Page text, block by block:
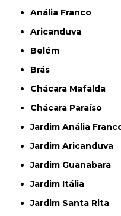
Anália Franco
Aricanduva
Belém
Brás
Chácara Mafalda
Chácara Paraíso
Jardim Anália
Jardim Aricanduva
Jardim Guanabara
Jardim Itália
Jardim Santa Rita